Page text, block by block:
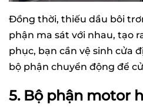
Đồng thời, thiếu dầu bôi
phận ma sát với nhau, tạo
phục, bạn cần vệ sinh cửa
bộ phận chuyển động để
5. Bộ phận motor